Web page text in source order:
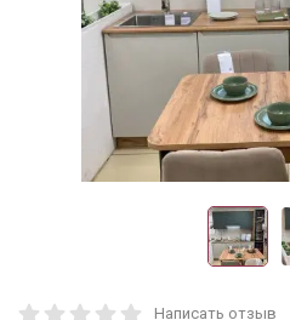
Написать отзыв